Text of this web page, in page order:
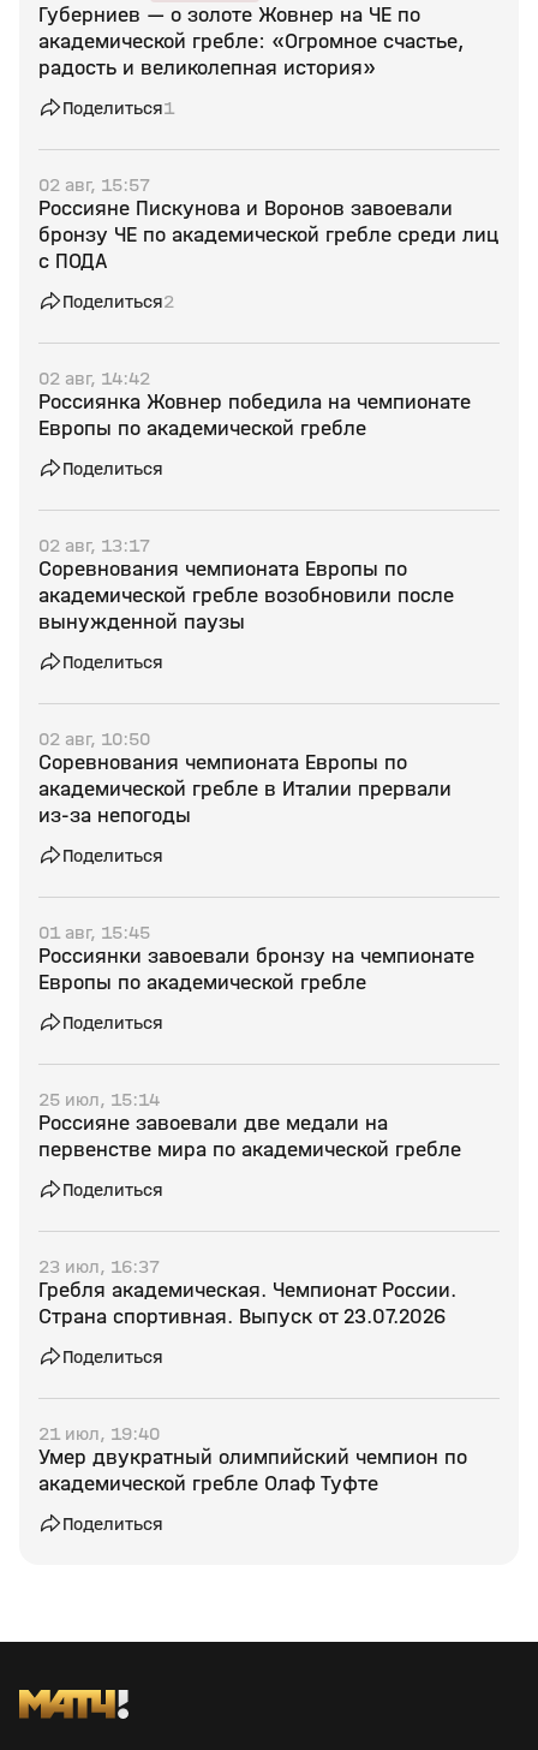
Губерниев — о золоте Жовнер на ЧЕ по
академической гребле: «Огромное счастье,
радость и великолепная история»
Поделиться1
02 авг, 15:57
Россияне Пискунова и Воронов завоевали
бронзу ЧЕ по академической гребле среди лиц
с ПОДА
Поделиться2
02 авг, 14:42
Россиянка Жовнер победила на чемпионате
Европы по академической гребле
Поделиться
02 авг, 13:17
Соревнования чемпионата Европы по
академической гребле возобновили после
вынужденной паузы
Поделиться
02 авг, 10:50
Соревнования чемпионата Европы по
академической гребле в Италии прервали
из‑за непогоды
Поделиться
01 авг, 15:45
Россиянки завоевали бронзу на чемпионате
Европы по академической гребле
Поделиться
25 июл, 15:14
Россияне завоевали две медали на
первенстве мира по академической гребле
Поделиться
23 июл, 16:37
Гребля академическая. Чемпионат России.
Страна спортивная. Выпуск от 23.07.2026
Поделиться
21 июл, 19:40
Умер двукратный олимпийский чемпион по
академической гребле Олаф Туфте
Поделиться